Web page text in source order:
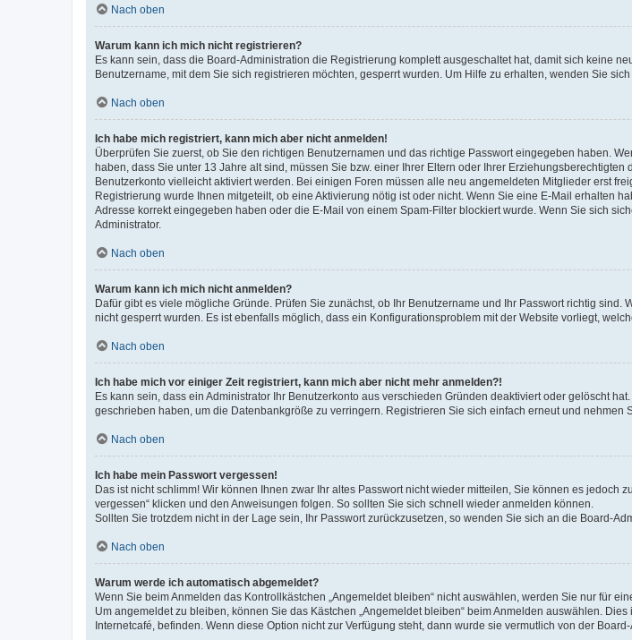
Nach oben
Warum kann ich mich nicht registrieren?
Es kann sein, dass die Board-Administration die Registrierung komplett ausgeschaltet hat, damit sich keine
Benutzername, mit dem Sie sich registrieren möchten, gesperrt wurden. Um Hilfe zu erhalten, wenden Sie
Nach oben
Ich habe mich registriert, kann mich aber nicht anmelden!
Überprüfen Sie zuerst, ob Sie den richtigen Benutzernamen und das richtige Passwort eingegeben haben.
haben, dass Sie unter 13 Jahre alt sind, müssen Sie bzw. einer Ihrer Eltern oder Ihrer
Benutzerkonto vielleicht aktiviert werden. Bei einigen Foren müssen alle neu angemeldeten Mitglieder erst
Registrierung wurde Ihnen mitgeteilt, ob eine Aktivierung nötig ist oder nicht. Wenn Sie eine E-Mail erhalten
Adresse korrekt eingegeben haben oder die E-Mail von einem Spam-Filter blockiert wurde. Wenn Sie sich
Administrator.
Nach oben
Warum kann ich mich nicht anmelden?
Dafür gibt es viele mögliche Gründe. Prüfen Sie zunächst, ob Ihr Benutzername und Ihr Passwort richtig
nicht gesperrt wurden. Es ist ebenfalls möglich, dass ein Konfigurationsproblem mit der Website vorliegt,
Nach oben
Ich habe mich vor einiger Zeit registriert, kann mich aber nicht mehr anmelden?!
Es kann sein, dass ein Administrator Ihr Benutzerkonto aus verschieden Gründen deaktiviert oder gelöscht
geschrieben haben, um die Datenbankgröße zu verringern. Registrieren Sie sich einfach erneut und nehmen
Nach oben
Ich habe mein Passwort vergessen!
Das ist nicht schlimm! Wir können Ihnen zwar Ihr altes Passwort nicht wieder mitteilen, Sie können es jedoch
vergessen“ klicken und den Anweisungen folgen. So sollten Sie sich schnell wieder anmelden können.
Sollten Sie trotzdem nicht in der Lage sein, Ihr Passwort zurückzusetzen, so wenden Sie sich an die Board-
Nach oben
Warum werde ich automatisch abgemeldet?
Wenn Sie beim Anmelden das Kontrollkästchen „Angemeldet bleiben“ nicht auswählen, werden Sie nur für
Um angemeldet zu bleiben, können Sie das Kästchen „Angemeldet bleiben“ beim Anmelden auswählen.
Internetcafé, befinden. Wenn diese Option nicht zur Verfügung steht, dann wurde sie vermutlich von der